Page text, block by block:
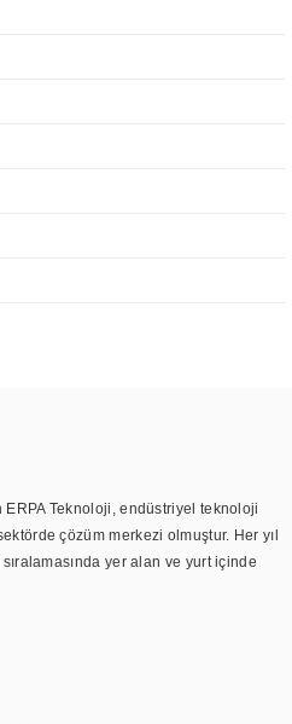
ERPA Teknoloji, endüstriyel teknoloji
çözüm merkezi olmuştur. Her yıl
yer alan ve yurt içinde
ürünlerde kullanmıştır. Günümüzde